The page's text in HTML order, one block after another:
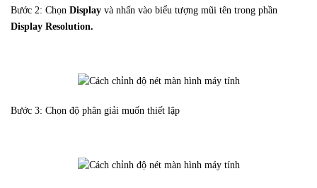
Bước 2: Chọn Display và nhấn vào biểu tượng mũi tên trong phần
Display Resolution.
Bước 3: Chọn độ phân giải muốn thiết lập